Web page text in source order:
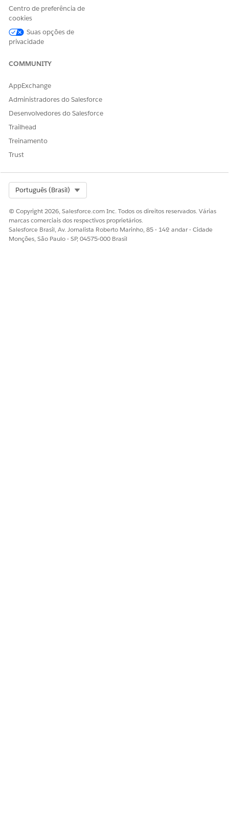
Centro de preferência de
cookies
Suas opções de
privacidade
COMMUNITY
AppExchange
Administradores do Salesforce
Desenvolvedores do Salesforce
Trailhead
Treinamento
Trust
Português (Brasil)
© Copyright 2026, Salesforce.com Inc. Todos os direitos reservados. Várias
marcas comerciais dos respectivos proprietários.
Salesforce Brasil, Av. Jornalista Roberto Marinho, 85 - 14º andar - Cidade
Monções, São Paulo - SP, 04575-000 Brasil